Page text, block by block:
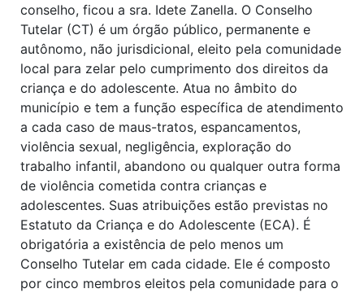
conselho, ficou a sra. Idete Zanella. O Conselho
Tutelar (CT) é um órgão público, permanente e
autônomo, não jurisdicional, eleito pela comunidade
local para zelar pelo cumprimento dos direitos da
criança e do adolescente. Atua no âmbito do
município e tem a função específica de atendimento
a cada caso de maus-tratos, espancamentos,
violência sexual, negligência, exploração do
trabalho infantil, abandono ou qualquer outra forma
de violência cometida contra crianças e
adolescentes. Suas atribuições estão previstas no
Estatuto da Criança e do Adolescente (ECA). É
obrigatória a existência de pelo menos um
Conselho Tutelar em cada cidade. Ele é composto
por cinco membros eleitos pela comunidade para o